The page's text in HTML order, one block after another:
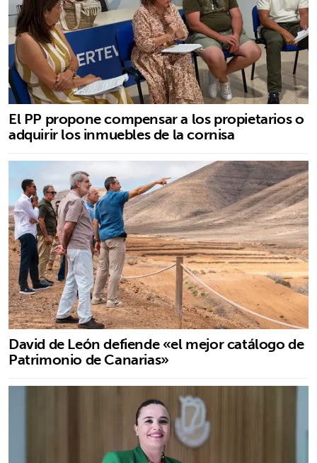
El PP propone compensar a los propietarios o
adquirir los inmuebles de la cornisa
David de León defiende «el mejor catálogo de
Patrimonio de Canarias»